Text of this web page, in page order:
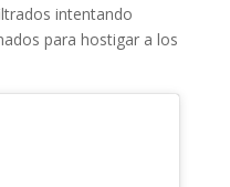
intentando
para hostigar a los